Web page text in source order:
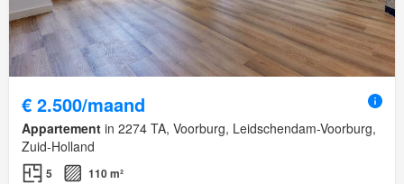
€ 2.500/maand
Appartement in 2274 TA, Voorburg, Leidschendam-Voorburg,
Zuid-Holland
5 110 m²